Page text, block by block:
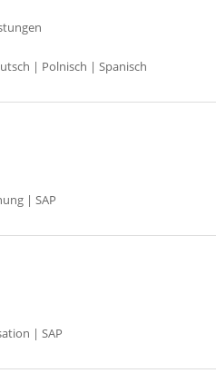
| Polnisch | Spanisch
| SAP
| SAP